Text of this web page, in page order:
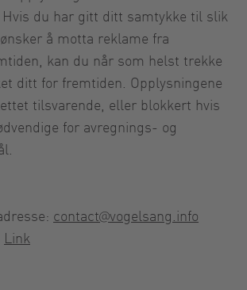
du har gitt ditt samtykke til slik
å motta reklame fra
kan du når som helst trekke
ditt for fremtiden. Opplysningene
tilsvarende, eller blokkert hvis
for avregnings- og
contact@vogelsang.info
Link